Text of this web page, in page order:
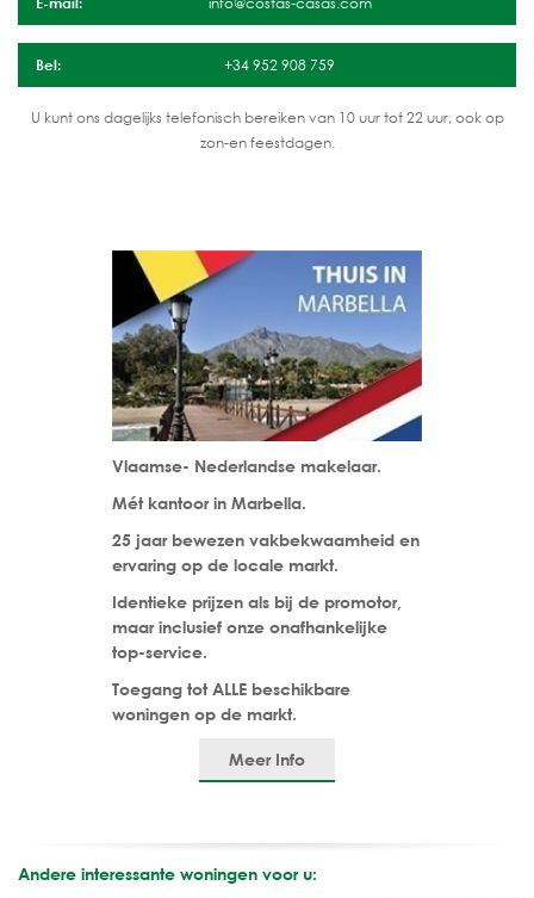
Bel: +34 952 908 759
U kunt ons dagelijks telefonisch bereiken van 10 uur tot 22 uur, ook op
zon-en feestdagen.
Vlaamse- Nederlandse makelaar.
Mét kantoor in Marbella.
25 jaar bewezen vakbekwaamheid en
ervaring op de locale markt.
Identieke prijzen als bij de promotor,
maar inclusief onze onafhankelijke
top-service.
Toegang tot ALLE beschikbare
woningen op de markt.
Meer Info
Andere interessante woningen voor u: